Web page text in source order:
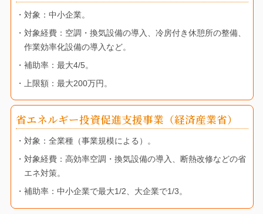
・対象：中小企業。
・対象経費：空調・換気設備の導入、冷房付き休憩所の整備、
作業効率化設備の導入など。
・補助率：最大4/5。
・上限額：最大200万円。
省エネルギー投資促進支援事業（経済産業省）
・対象：全業種（事業規模による）。
・対象経費：高効率空調・換気設備の導入、断熱改修などの省
エネ対策。
・補助率：中小企業で最大1/2、大企業で1/3。